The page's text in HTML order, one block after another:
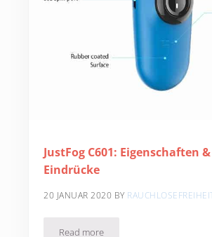
JustFog C601: Eigenschaften
Eindrücke
20 JANUAR 2020 BY
Read more